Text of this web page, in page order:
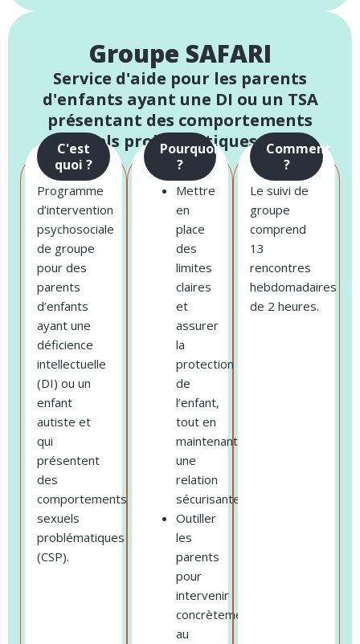
Groupe SAFARI
Service d'aide pour les parents
d'enfants ayant une DI ou un TSA
présentant des comportements
sexuels problématiques (CSP)
C'est
quoi ?
Programme
d’intervention
psychosociale
de groupe
pour des
parents
d’enfants
ayant une
déficience
intellectuelle
(DI) ou un
enfant
autiste et
qui
présentent
des
comportements
sexuels
problématiques
(CSP).
Pourquoi
?
Mettre
en
place
des
limites
claires
et
assurer
la
protection
de
l’enfant,
tout en
maintenant
une
relation
sécurisante.
Outiller
les
parents
pour
intervenir
concrètement
au
Comment
?
Le suivi de
groupe
comprend
13
rencontres
hebdomadaires
de 2 heures.